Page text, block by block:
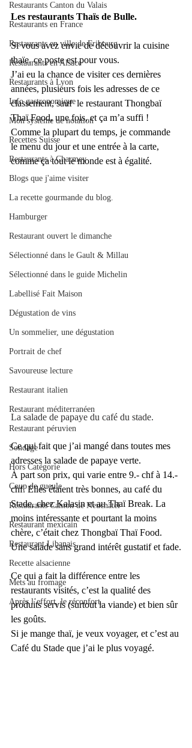
Restaurants Canton du Valais
Restaurants en France
Restaurants en ville de Fribourg
Restaurants en Alsace
Restaurants à Lyon
Info gastronomique
Mon système de notation
Recettes Suisse
Restaurants à Charmey
Blogs que j'aime visiter
La recette gourmande du blog.
Hamburger
Restaurant ouvert le dimanche
Sélectionné dans le Gault & Millau
Sélectionné dans le guide Michelin
Labellisé Fait Maison
Dégustation de vins
Un sommelier, une dégustation
Portrait de chef
Savoureuse lecture
Restaurant italien
Restaurant méditerranéen
Restaurant péruvien
Sondage
Hors Catégorie
Coup de gueule
Restaurants Canton de Neuchâtel
Restaurant mexicain
Restaurant Libanais
Recette alsacienne
Mets au fromage
Après l’effort, le réconfort.
Les restaurants Thaïs de Bulle.
Si vous avez envie de découvrir la cuisine
thaïe, ce poste est pour vous.
J’ai eu la chance de visiter ces dernières
années, plusieurs fois les adresses de ce
classement, sauf  le restaurant Thongbaï
Thaï Food, une fois, et ça m’a suffi !
Comme la plupart du temps, je commande
le menu du jour et une entrée à la carte,
comme ça tout le monde est à égalité.
La salade de papaye du café du stade.
Ce qui fait que j’ai mangé dans toutes mes
adresses la salade de papaye verte.
À part son prix, qui varie entre 9.- chf à 14.-
chf. Elles étaient très bonnes, au café du
Stade, chez Kalasin et au Thaï Break. La
moins intéressante et pourtant la moins
chère, c’était chez Thongbaï Thaï Food.
Une salade sans grand intérêt gustatif et fade.
Ce qui a fait la différence entre les
restaurants visités, c’est la qualité des
produits servis (surtout la viande) et bien sûr
les goûts.
Si je mange thaï, je veux voyager, et c’est au
Café du Stade que j’ai le plus voyagé.